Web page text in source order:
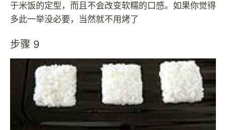
于米饭的定型，而且不会改变软糯的口感。如果你觉得
多此一举没必要，当然就不用烤了
步骤 9